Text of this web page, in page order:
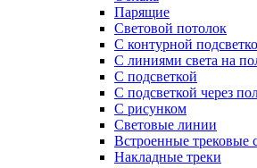
Парящие
Световой потолок
С контурной
С линиями света на
С подсветкой
С подсветкой через
С рисунком
Световые линии
Встроенные трековые
Накладные треки